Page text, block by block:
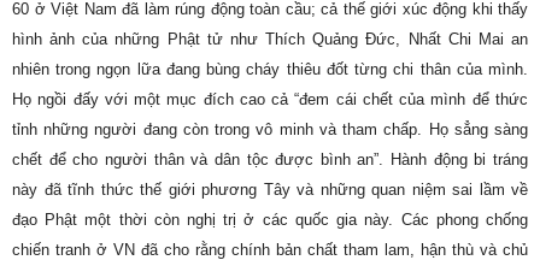
60 ở Việt Nam đã làm rúng động toàn cầu; cả thế giới xúc động khi thấy
hình ảnh của những Phật tử như Thích Quảng Đức, Nhất Chi Mai an
nhiên trong ngọn lữa đang bùng cháy thiêu đốt từng chi thân của mình.
Họ ngồi đấy với một mục đích cao cả “đem cái chết của mình để thức
tỉnh những người đang còn trong vô minh và tham chấp. Họ sẳng sàng
chết để cho người thân và dân tộc được bình an”. Hành động bi tráng
này đã tĩnh thức thế giới phương Tây và những quan niệm sai lầm về
đạo Phật một thời còn nghị trị ở các quốc gia này. Các phong chống
chiến tranh ở VN đã cho rằng chính bản chất tham lam, hận thù và chủ